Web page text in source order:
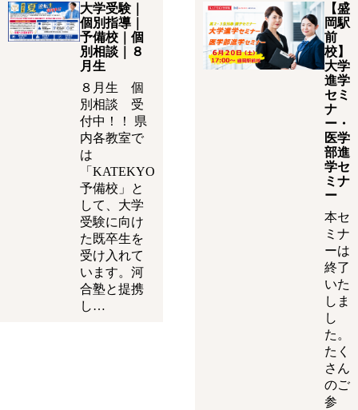
大学受験｜
個別指導｜
予備校｜個
別相談｜８
月生
８月生 個
別相談 受
付中！！ 県
内各教室で
は
「KATEKYO
予備校」と
して、大学
受験に向け
た既卒生を
受け入れて
います。河
合塾と提携
し…
【盛
岡駅
前
校】
大学
進学
セミ
ナ
ー・
医学
部進
学セ
ミナ
ー
本セ
ミナ
ーは
終了
いた
しま
し
た。
たく
さん
のご
参